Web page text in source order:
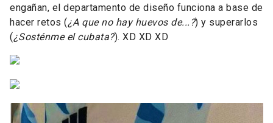
engañan, el departamento de diseño funciona a base de
hacer retos (¿A que no hay huevos de...?) y superarlos
(¿Sosténme el cubata?). XD XD XD